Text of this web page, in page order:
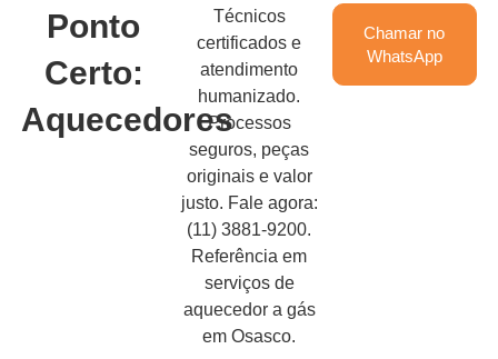
Ponto
Certo:
Aquecedores
Técnicos
certificados e
atendimento
humanizado.
Processos
seguros, peças
originais e valor
justo. Fale agora:
(11) 3881-9200.
Referência em
serviços de
aquecedor a gás
em Osasco.
Chamar no
WhatsApp